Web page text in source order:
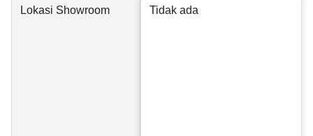
Lokasi Showroom Tidak ada